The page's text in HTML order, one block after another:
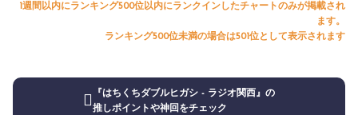
1週間以内にランキング500位以内にランクインしたチャートのみが掲載され
ます。
ランキング500位未満の場合は501位として表示されます
『はちくちダブルヒガシ - ラジオ関西』の
推しポイントや神回をチェック